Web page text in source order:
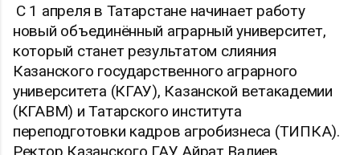
С 1 апреля в Татарстане начинает работу
новый объединённый аграрный университет,
который станет результатом слияния
Казанского государственного аграрного
университета (КГАУ), Казанской ветакадемии
(КГАВМ) и Татарского института
переподготовки кадров агробизнеса (ТИПКА).
Ректор Казанского ГАУ Айрат Валиев